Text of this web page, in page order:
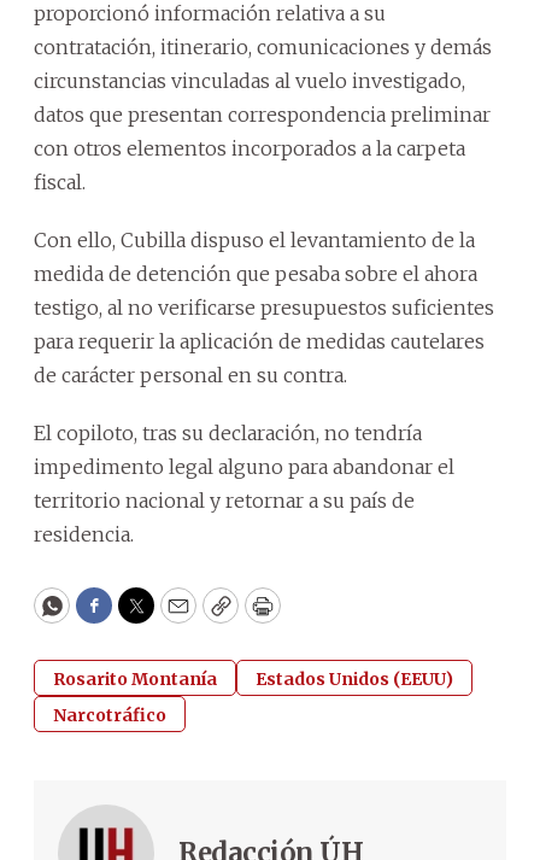
proporcionó información relativa a su
contratación, itinerario, comunicaciones y demás
circunstancias vinculadas al vuelo investigado,
datos que presentan correspondencia preliminar
con otros elementos incorporados a la carpeta
fiscal.
Con ello, Cubilla dispuso el levantamiento de la
medida de detención que pesaba sobre el ahora
testigo, al no verificarse presupuestos suficientes
para requerir la aplicación de medidas cautelares
de carácter personal en su contra.
El copiloto, tras su declaración, no tendría
impedimento legal alguno para abandonar el
territorio nacional y retornar a su país de
residencia.
WhatsApp
Facebook
Twitter
EmailCopyPrint
Rosarito Montanía
Estados Unidos (EEUU)
Narcotráfico
Redacción ÚH